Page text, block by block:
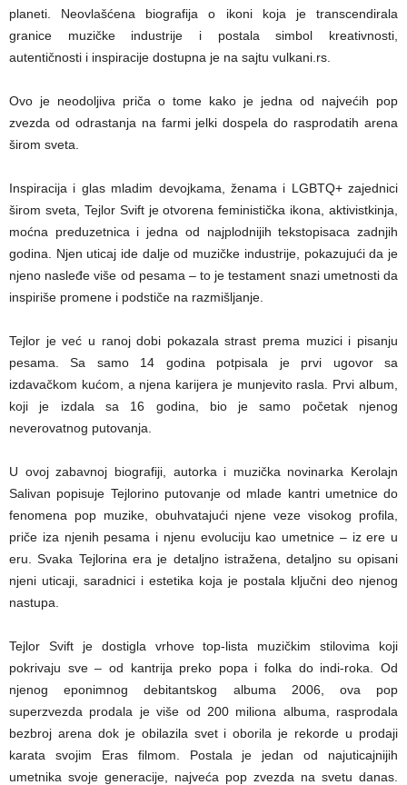
planeti. Neovlašćena biografija o ikoni koja je transcendirala
granice muzičke industrije i postala simbol kreativnosti,
autentičnosti i inspiracije dostupna je na sajtu vulkani.rs.
Ovo je neodoljiva priča o tome kako je jedna od najvećih pop
zvezda od odrastanja na farmi jelki dospela do rasprodatih arena
širom sveta.
Inspiracija i glas mladim devojkama, ženama i LGBTQ+ zajednici
širom sveta, Tejlor Svift je otvorena feministička ikona, aktivistkinja,
moćna preduzetnica i jedna od najplodnijih tekstopisaca zadnjih
godina. Njen uticaj ide dalje od muzičke industrije, pokazujući da je
njeno nasleđe više od pesama – to je testament snazi umetnosti da
inspiriše promene i podstiče na razmišljanje.
Tejlor je već u ranoj dobi pokazala strast prema muzici i pisanju
pesama. Sa samo 14 godina potpisala je prvi ugovor sa
izdavačkom kućom, a njena karijera je munjevito rasla. Prvi album,
koji je izdala sa 16 godina, bio je samo početak njenog
neverovatnog putovanja.
U ovoj zabavnoj biografiji, autorka i muzička novinarka Kerolajn
Salivan popisuje Tejlorino putovanje od mlade kantri umetnice do
fenomena pop muzike, obuhvatajući njene veze visokog profila,
priče iza njenih pesama i njenu evoluciju kao umetnice – iz ere u
eru. Svaka Tejlorina era je detaljno istražena, detaljno su opisani
njeni uticaji, saradnici i estetika koja je postala ključni deo njenog
nastupa.
Tejlor Svift je dostigla vrhove top-lista muzičkim stilovima koji
pokrivaju sve – od kantrija preko popa i folka do indi-roka. Od
njenog eponimnog debitantskog albuma 2006, ova pop
superzvezda prodala je više od 200 miliona albuma, rasprodala
bezbroj arena dok je obilazila svet i oborila je rekorde u prodaji
karata svojim Eras filmom. Postala je jedan od najuticajnijih
umetnika svoje generacije, najveća pop zvezda na svetu danas.